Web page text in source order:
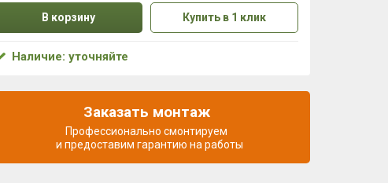
В корзину Купить в 1 клик
Наличие: уточняйте
Заказать монтаж
Профессионально смонтируем
и предоставим гарантию на работы